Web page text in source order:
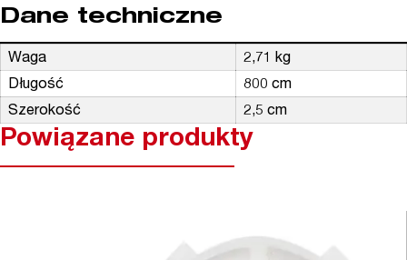
Dane techniczne
Waga
2,71 kg
Długość
800 cm
Szerokość
2,5 cm
Powiązane produkty